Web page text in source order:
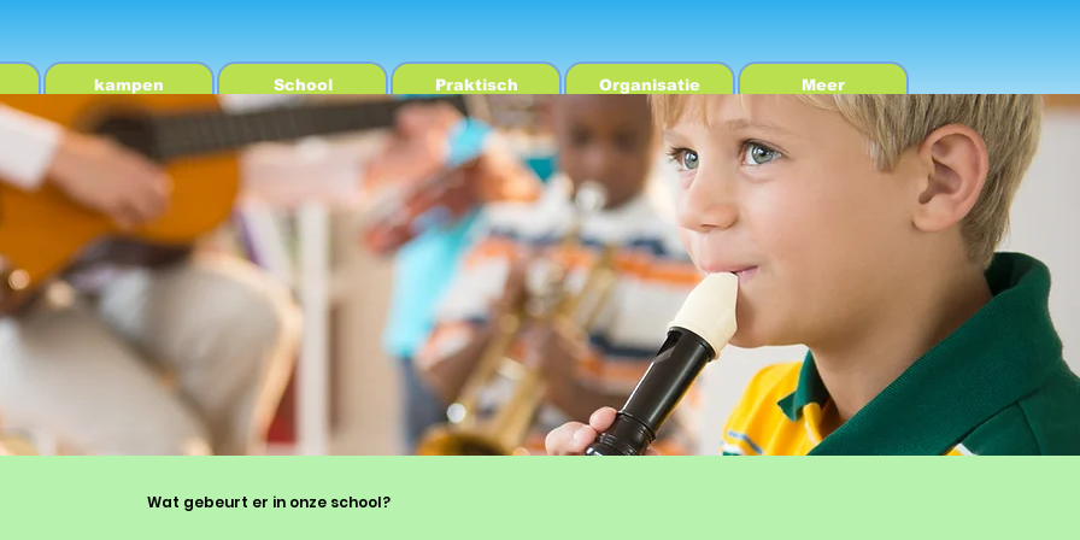
kampen School Praktisch Organisatie Meer
Wat gebeurt er in onze school?